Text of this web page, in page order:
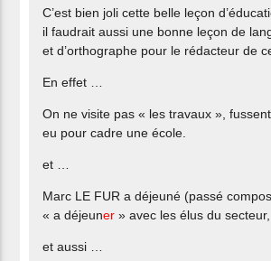
C’est bien joli cette belle leçon
il faudrait aussi une bonne leçon de
et d’orthographe pour le rédacteur de
En effet …
On ne visite pas « les travaux »,
eu pour cadre une école.
et …
Marc LE FUR a déjeuné (passé
« a déjeuner » avec les élus du secteur,
et aussi …